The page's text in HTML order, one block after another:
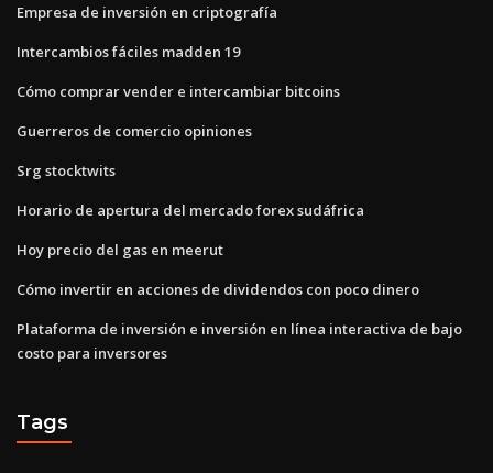
Empresa de inversión en criptografía
Intercambios fáciles madden 19
Cómo comprar vender e intercambiar bitcoins
Guerreros de comercio opiniones
Srg stocktwits
Horario de apertura del mercado forex sudáfrica
Hoy precio del gas en meerut
Cómo invertir en acciones de dividendos con poco dinero
Plataforma de inversión e inversión en línea interactiva de bajo
costo para inversores
Tags